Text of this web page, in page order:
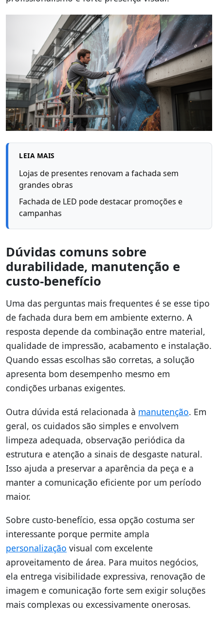
LEIA MAIS
Lojas de presentes renovam a fachada sem
grandes obras
Fachada de LED pode destacar promoções e
campanhas
Dúvidas comuns sobre
durabilidade, manutenção e
custo-benefício
Uma das perguntas mais frequentes é se esse tipo
de fachada dura bem em ambiente externo. A
resposta depende da combinação entre material,
qualidade de impressão, acabamento e instalação.
Quando essas escolhas são corretas, a solução
apresenta bom desempenho mesmo em
condições urbanas exigentes.
Outra dúvida está relacionada à manutenção. Em
geral, os cuidados são simples e envolvem
limpeza adequada, observação periódica da
estrutura e atenção a sinais de desgaste natural.
Isso ajuda a preservar a aparência da peça e a
manter a comunicação eficiente por um período
maior.
Sobre custo-benefício, essa opção costuma ser
interessante porque permite ampla
personalização visual com excelente
aproveitamento de área. Para muitos negócios,
ela entrega visibilidade expressiva, renovação de
imagem e comunicação forte sem exigir soluções
mais complexas ou excessivamente onerosas.